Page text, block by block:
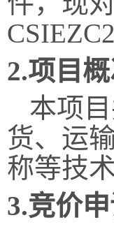
2.项目
本项
货、运
称等技
3.竞价